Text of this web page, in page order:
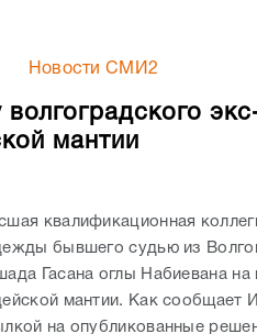
Новости СМИ2
мантии
квалификационная
бывшего судью из
Гасана оглы Набиевана на
мантии. Как сообщает
на опубликованные